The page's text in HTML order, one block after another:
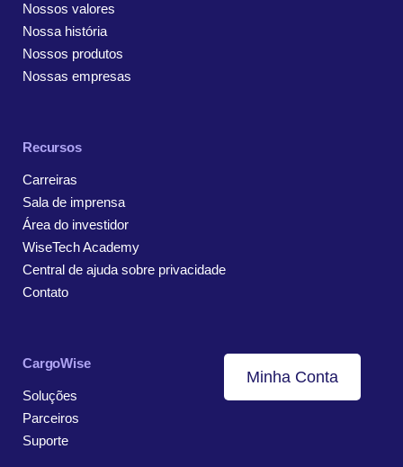
Nossos valores
Nossa história
Nossos produtos
Nossas empresas
Recursos
Carreiras
Sala de imprensa
Área do investidor
WiseTech Academy
Central de ajuda sobre privacidade
Contato
CargoWise
Soluções
Parceiros
Suporte
Minha Conta